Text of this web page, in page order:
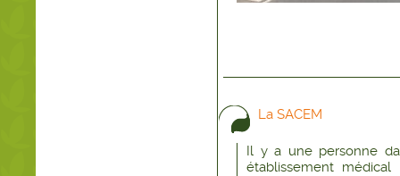
La SACEM
Il y a une personne
établissement